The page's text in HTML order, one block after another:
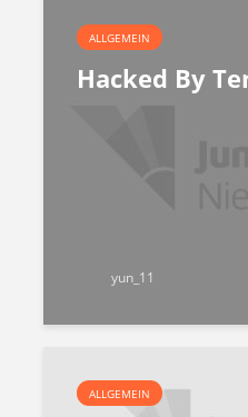
ALLGEMEIN
Hacked By
yun_11
ALLGEMEIN